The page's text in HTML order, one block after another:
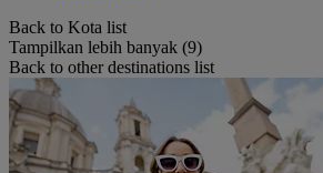
Back to Kota list
Tampilkan lebih banyak (9)
Back to other destinations list